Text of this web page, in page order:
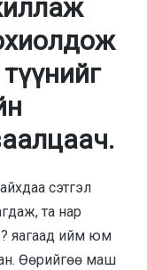
сэтгэл
та нар
яагаад ийм юм
Өөрийгөө маш